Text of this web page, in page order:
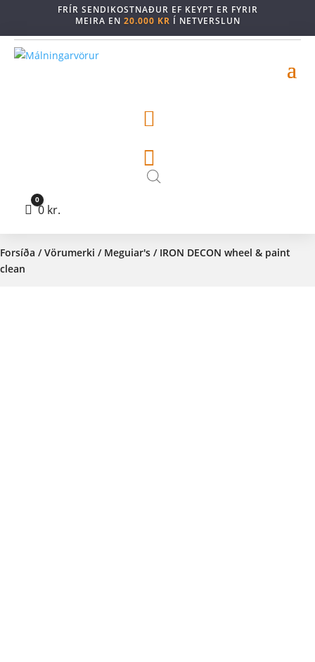
FRÍR SENDIKOSTNAÐUR EF KEYPT ER FYRIR
MEIRA EN 20.000 KR Í NETVERSLUN


Cart
0
0 kr.
Forsíða /Vörumerki / Meguiar's / IRON DECON wheel & paint
clean